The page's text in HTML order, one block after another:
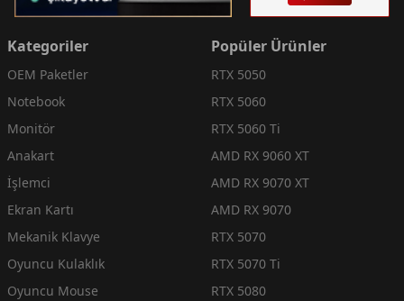
Kategoriler
OEM Paketler
Notebook
Monitör
Anakart
İşlemci
Ekran Kartı
Mekanik Klavye
Oyuncu Kulaklık
Oyuncu Mouse
Popüler Ürünler
RTX 5050
RTX 5060
RTX 5060 Ti
AMD RX 9060 XT
AMD RX 9070 XT
AMD RX 9070
RTX 5070
RTX 5070 Ti
RTX 5080